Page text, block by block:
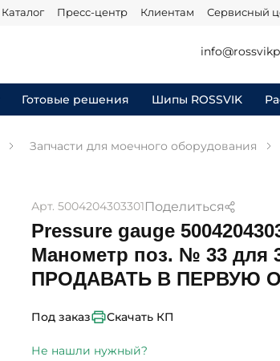
Каталог Пресс-центр Клиентам Сервисный
Готовые решения Шипы ROSSVIK
Запчасти для моечного оборудования
Арт. 5004204303301Поделиться
Pressure gauge
Манометр поз. № 33 для
ПРОДАВАТЬ В ПЕРВУЮ
Под заказ Скачать КП
Не нашли нужный?